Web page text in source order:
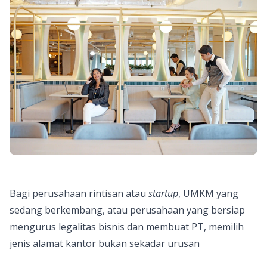
Bagi perusahaan rintisan atau startup, UMKM yang
sedang berkembang, atau perusahaan yang bersiap
mengurus legalitas bisnis dan membuat PT, memilih
jenis alamat kantor bukan sekadar urusan